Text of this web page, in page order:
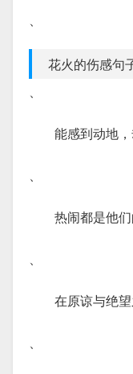
、
花火的伤感句
、
能感到动地
、
热闹都是他们
、
在原谅与绝
、